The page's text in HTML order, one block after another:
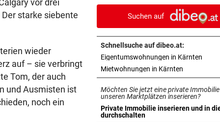
vor drei
starke siebente
wieder
auf – sie verbringt
Tom, der auch
und Ausmisten ist
noch ein
echten Besen
LIZENZEN FEHLEN vor
Zwei Bullen-Talente sind
der Warteschleife
VERANSTALTER GESCHOCKT
Festival musste nach einer
Drohung geräumt werden
WUSSTEN SIE DAS?
Suchen auf
Schnellsuche auf dibeo.at:
Eigentumswohnungen in Kärnten
Mietwohnungen in Kärnten
Möchten Sie jetzt eine private
unseren Marktplätzen inserieren?
Private Immobilie inserieren und in
durchschalten
in neuem Tab öffnen